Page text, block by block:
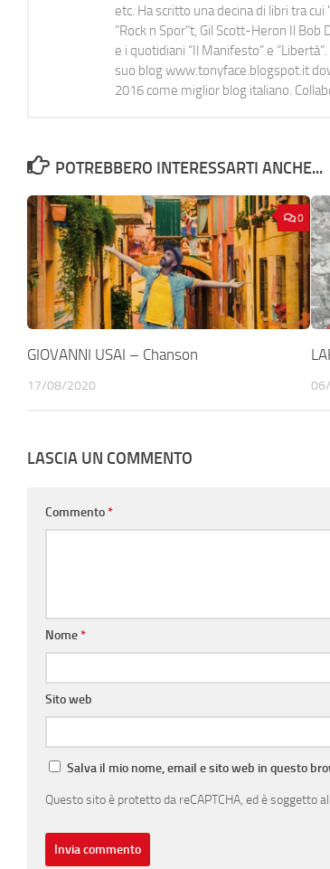
etc. Ha scritto una decina di libri tra
"Rock n Spor"t, Gil Scott-Heron Il Bob
e i quotidiani “Il Manifesto” e
suo blog www.tonyface.blogspot.it
2016 come miglior blog italiano.
POTREBBERO INTERESSARTI ANCHE...
0
GIOVANNI USAI – Chanson
17/08/2020
LASCIA UN COMMENTO
Commento*
Nome*
Sito web
Salva il mio nome, email e sito web in questo
Questo sito è protetto da reCAPTCHA, ed è soggetto